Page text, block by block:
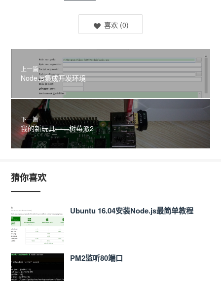
喜欢 (0)
上一篇
Node.js集成开发环境
下一篇
我的新玩具——树莓派2
猜你喜欢
Ubuntu 16.04安装Node.js最简单教程
PM2监听80端口